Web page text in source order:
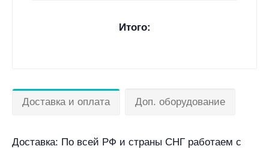
Итого:
Доставка и оплата Доп. оборудование
Доставка: По всей РФ и страны СНГ работаем с